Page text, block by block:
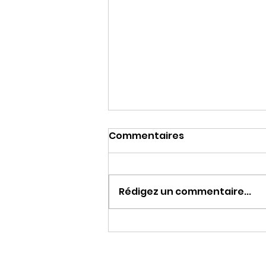
LA HAINE DE MACRON
Commentaires
Rédigez un commentaire...